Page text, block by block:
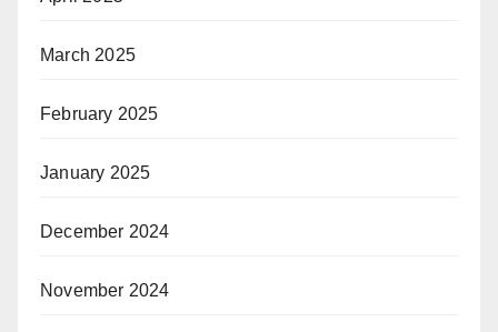
March 2025
February 2025
January 2025
December 2024
November 2024